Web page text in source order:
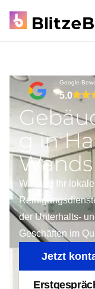
Google-
5.0
g in
Wir sind Ihr
der Unterhalts-
Geschäften im
Jetzt